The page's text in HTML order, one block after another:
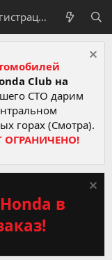
Регистрация
Club на
СТО дарим
горах (Смотра).
ОГРАНИЧЕНО!
в